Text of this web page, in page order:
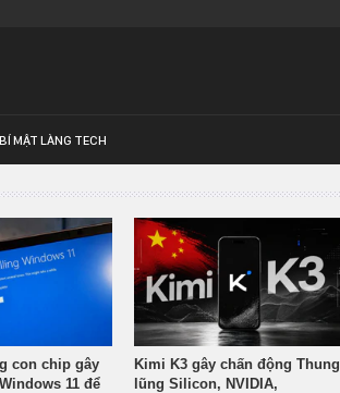
BÍ MẬT LÀNG TECH
con chip gây
11 để
Kimi K3 gây chấn động Thung
lũng Silicon, NVIDIA,